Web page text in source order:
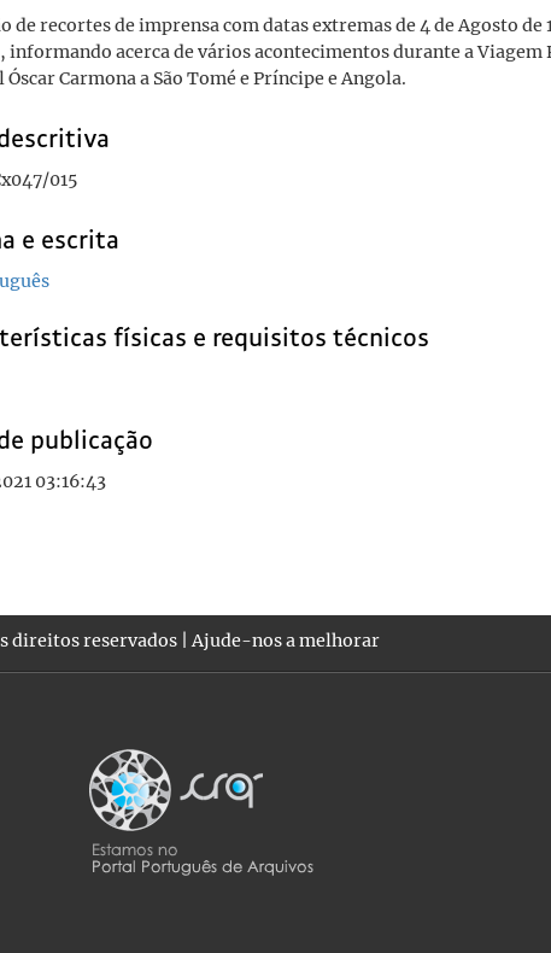
de recortes de imprensa com datas extremas de 4 de Agosto de
informando acerca de vários acontecimentos durante a Viagem
Óscar Carmona a São Tomé e Príncipe e Angola.
015
e escrita
físicas e requisitos técnicos
publicação
03:16:43
direitos reservados |Ajude-nos a melhorar